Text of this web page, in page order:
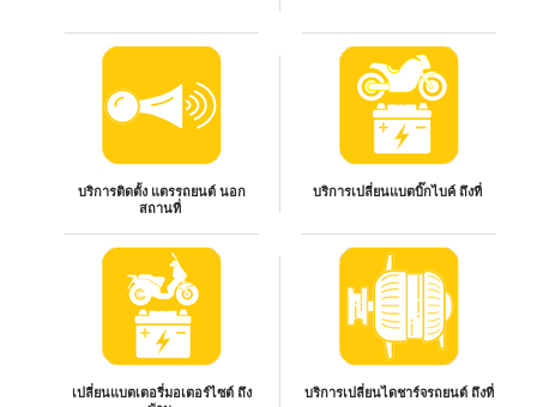
บริการติดตั้ง แตรรถยนต์ นอก
สถานที่
บริการเปลี่ยนแบตบิ๊กไบค์ ถึงที่
เปลี่ยนแบตเตอรี่มอเตอร์ไซต์ ถึง
บริการเปลี่ยนไดชาร์จรถยนต์ ถึงที่